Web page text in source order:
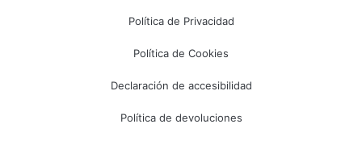
Política de Privacidad
Política de Cookies
Declaración de accesibilidad
Política de devoluciones